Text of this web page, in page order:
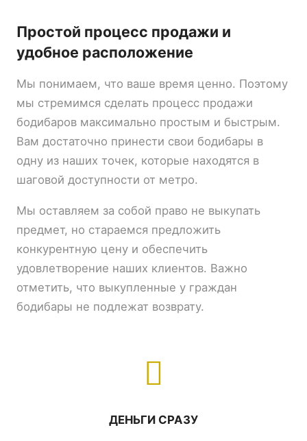
Простой процесс продажи и
удобное расположение
Мы понимаем, что ваше время ценно. Поэтому
мы стремимся сделать процесс продажи
бодибаров максимально простым и быстрым.
Вам достаточно принести свои бодибары в
одну из наших точек, которые находятся в
шаговой доступности от метро.
Мы оставляем за собой право не выкупать
предмет, но стараемся предложить
конкурентную цену и обеспечить
удовлетворение наших клиентов. Важно
отметить, что выкупленные у граждан
бодибары не подлежат возврату.
ДЕНЬГИ СРАЗУ